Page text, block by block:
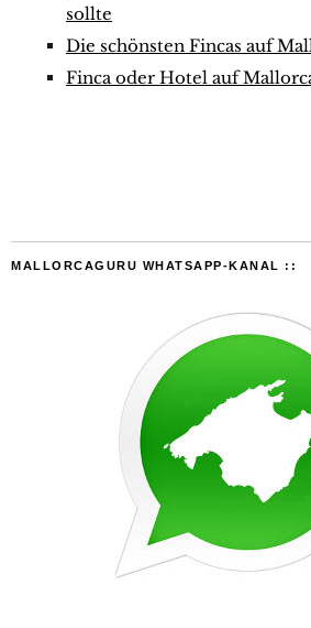
sollte
Die schönsten Fincas auf
Finca oder Hotel auf
MALLORCAGURU WHATSAPP-KANAL ::